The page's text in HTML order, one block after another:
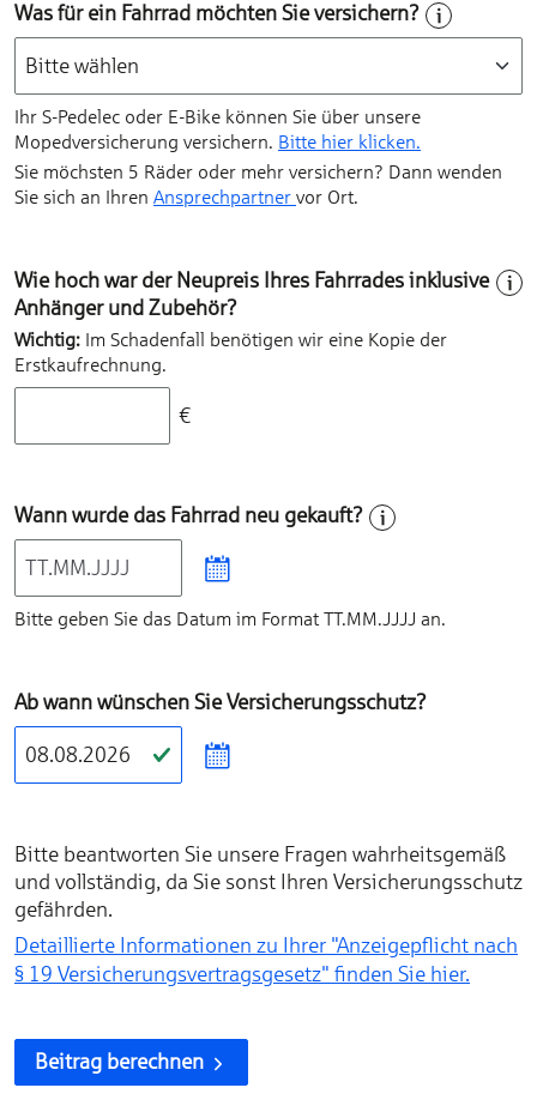
Was für ein Fahrrad möchten Sie versichern?
Ihr S-Pedelec oder E-Bike können Sie über unsere
Mopedversicherung versichern. Bitte hier klicken.
Sie möchsten 5 Räder oder mehr versichern? Dann wenden
Sie sich an Ihren Ansprechpartner vor Ort.
Wie hoch war der Neupreis Ihres Fahrrades inklusive
Anhänger und Zubehör?
Wichtig: Im Schadenfall benötigen wir eine Kopie der
Erstkaufrechnung.
€
Wann wurde das Fahrrad neu gekauft?
Bitte geben Sie das Datum im Format TT.MM.JJJJ an.
Ab wann wünschen Sie Versicherungs­schutz?
Bitte beantworten Sie unsere Fragen wahrheitsgemäß
und vollständig, da Sie sonst Ihren Versicherungsschutz
gefährden.
Detaillierte Informationen zu Ihrer "Anzeigepflicht nach
§ 19 Versicherungs­vertragsgesetz" finden Sie hier.
Beitrag berechnen